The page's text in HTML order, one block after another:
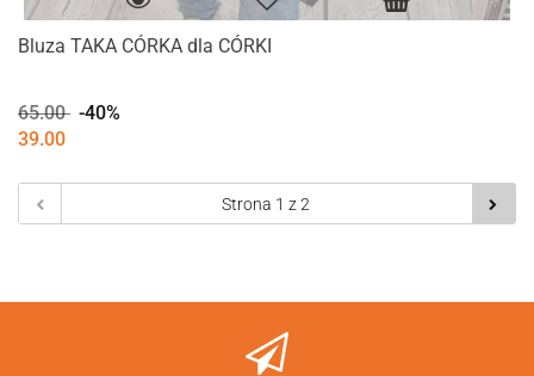
Bluza TAKA CÓRKA dla CÓRKI
65.00 -40%
39.00